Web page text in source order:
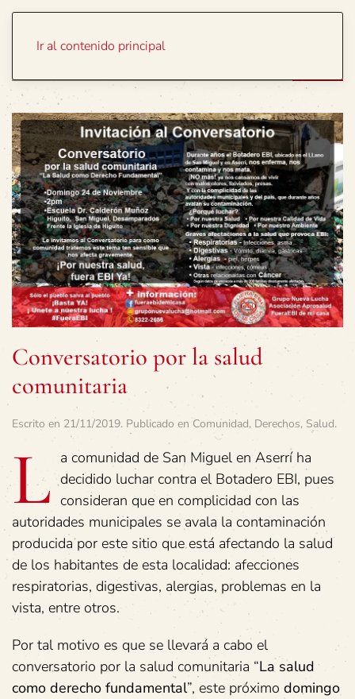
Ir al contenido principal
Conversatorio por la salud
comunitaria
Escrito en 21/11/2019. Publicado en Comunidad, Derechos, Salud.
L a comunidad de San Miguel en Aserrí ha
decidido luchar contra el Botadero EBI, pues
consideran que en complicidad con las
autoridades municipales se avala la contaminación
producida por este sitio que está afectando la salud
de los habitantes de esta localidad: afecciones
respiratorias, digestivas, alergias, problemas en la
vista, entre otros.
Por tal motivo es que se llevará a cabo el
conversatorio por la salud comunitaria “La salud
como derecho fundamental”, este próximo domingo